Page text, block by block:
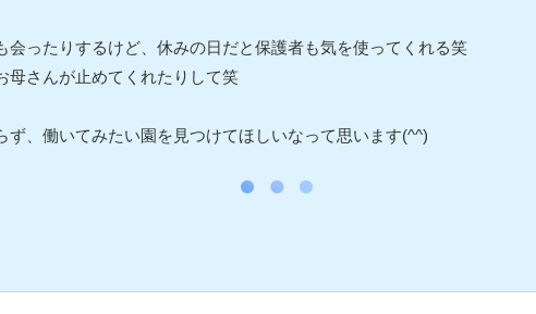
会ったりするけど、休みの日だと保護者も気を使ってくれる笑
母さんが止めてくれたりして笑
ず、働いてみたい園を見つけてほしいなって思います(^^)